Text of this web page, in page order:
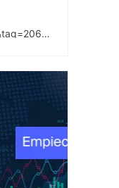
https://www.avatrade.com?versionId=10301&tag=206585